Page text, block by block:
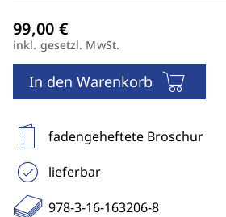
inkl. gesetzl. MwSt.
In den Warenkorb
fadengeheftete Broschur
lieferbar
978-3-16-163206-8